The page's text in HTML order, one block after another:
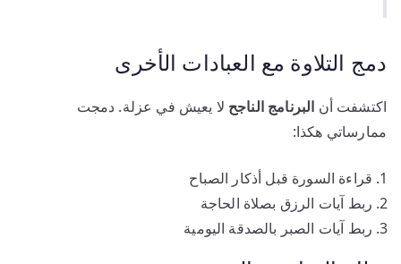
دمج التلاوة مع العبادات الأخرى
اكتشفت أن البرنامج الناجح لا يعيش في عزلة. دمجت
ممارساتي هكذا:
قراءة السورة قبل أذكار الصباح
ربط آيات الرزق بصلاة الحاجة
ربط آيات الصبر بالصدقة اليومية